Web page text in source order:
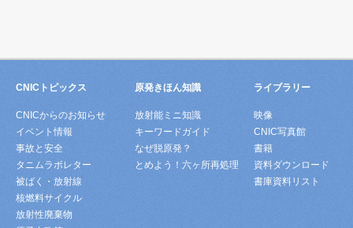
CNICトピックス
CNICからのお知らせ
イベント情報
事故と安全
タニムラボレター
被ばく・放射線
核燃料サイクル
放射性廃棄物
原発きほん知識
放射能ミニ知識
キーワードガイド
なぜ脱原発？
とめよう！六ヶ所再処理
ライブラリー
映像
CNIC写真館
書籍
資料ダウンロード
書庫資料リスト